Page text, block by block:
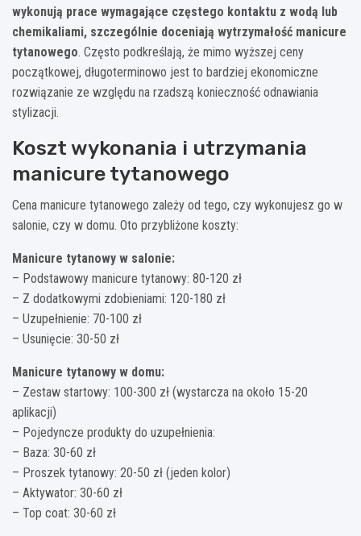
wykonują prace wymagające częstego kontaktu z wodą lub
chemikaliami, szczególnie doceniają wytrzymałość manicure
tytanowego. Często podkreślają, że mimo wyższej ceny
początkowej, długoterminowo jest to bardziej ekonomiczne
rozwiązanie ze względu na rzadszą konieczność odnawiania
stylizacji.
Koszt wykonania i utrzymania
manicure tytanowego
Cena manicure tytanowego zależy od tego, czy wykonujesz go w
salonie, czy w domu. Oto przybliżone koszty:
Manicure tytanowy w salonie:
– Podstawowy manicure tytanowy: 80-120 zł
– Z dodatkowymi zdobieniami: 120-180 zł
– Uzupełnienie: 70-100 zł
– Usunięcie: 30-50 zł
Manicure tytanowy w domu:
– Zestaw startowy: 100-300 zł (wystarcza na około 15-20
aplikacji)
– Pojedyncze produkty do uzupełnienia:
– Baza: 30-60 zł
– Proszek tytanowy: 20-50 zł (jeden kolor)
– Aktywator: 30-60 zł
– Top coat: 30-60 zł